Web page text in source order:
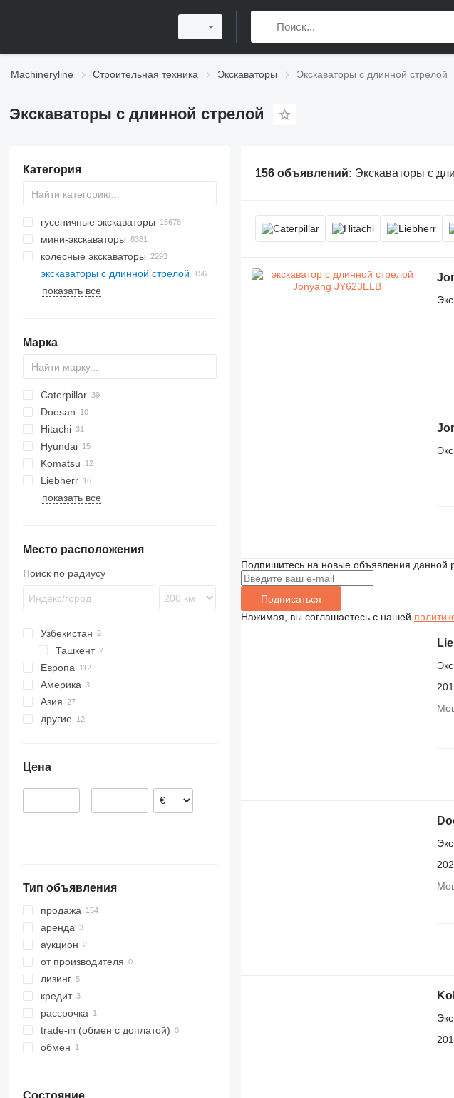
Machineryline Строительная техника Экскаваторы Экскаваторы с длинной стрелой
Экскаваторы с длинной стрелой
Категория
гусеничные экскаваторы
мини-экскаваторы
колесные экскаваторы
экскаваторы с длинной стрелой
показать все
Марка
1804
CX
Caterpillar
320
322
323
325
329
330
345
395
DE
F-series
GC
Doosan
DH
DX
MHL
HMK
Hitachi
EX
ZX
Hyundai
HX-series
R-series
245HDLR
JS
SK
Komatsu
PC
Liebherr
R-series
E-series
SY
SWE
EC
XE
ZE
показать все
Место расположения
Поиск по радиусу
Узбекистан
Ташкент
Европа
Нидерланды
Польша
Италия
Бельгия
Литва
Америка
Мексика
США
Азия
Китай
Япония
другие
Бразилия
Цена
–
Тип объявления
продажа
аренда
аукцион
от производителя
лизинг
кредит
рассрочка
trade-in (обмен с доплатой)
обмен
156 объявлений: Экскаваторы с
Подпишитесь на новые объявления данной
Подписаться
Нажимая, вы соглашаетесь с нашей